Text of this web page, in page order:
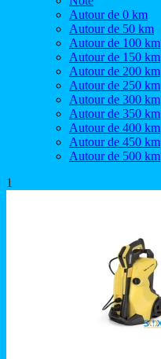
Autour de 0 km
Autour de 50 km
Autour de 100 km
Autour de 150 km
Autour de 200 km
Autour de 250 km
Autour de 300 km
Autour de 350 km
Autour de 400 km
Autour de 450 km
Autour de 500 km
1